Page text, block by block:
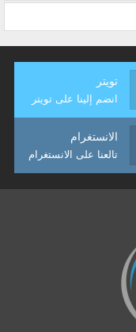
تويتر
انضم إلينا على تويتر
الانستغرام
تالعنا على الانستغرام